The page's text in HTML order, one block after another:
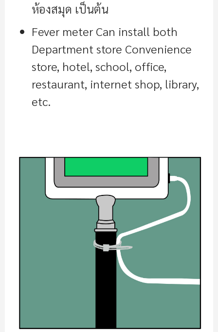
ห้องสมุด เป็นต้น
Fever meter Can install both
Department store Convenience
store, hotel, school, office,
restaurant, internet shop, library,
etc.